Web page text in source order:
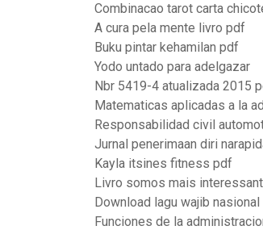
Combinacao tarot carta
A cura pela mente livro pdf
Buku pintar kehamilan pdf
Yodo untado para adelgazar
Nbr 5419-4 atualizada 2015
Matematicas aplicadas a la
Responsabilidad civil
Jurnal penerimaan diri
Kayla itsines fitness pdf
Livro somos mais
Download lagu wajib
Funciones de la